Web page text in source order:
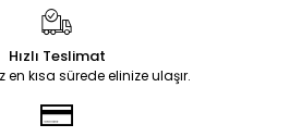
Hızlı Teslimat
en kısa sürede elinize ulaşır.